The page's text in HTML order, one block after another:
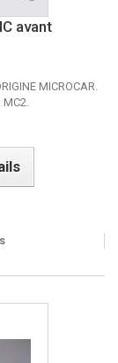
avant
MICROCAR.
MC2.